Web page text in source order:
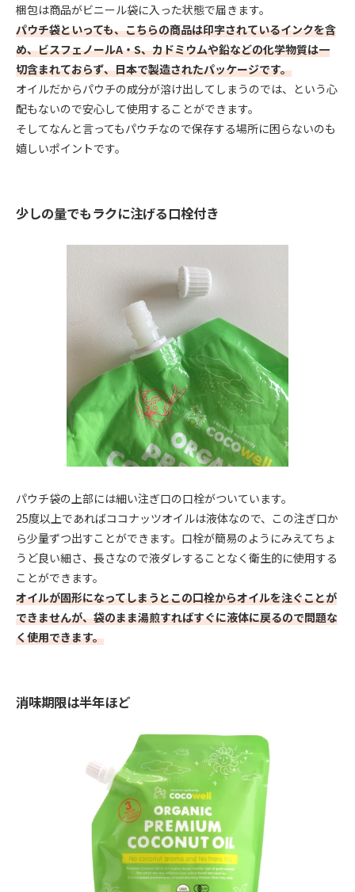
梱包は商品がビニール袋に入った状態で届きます。
パウチ袋といっても、こちらの商品は印字されているインクを含
め、ビスフェノールA・S、カドミウムや鉛などの化学物質は一
切含まれておらず、日本で製造されたパッケージです。
オイルだからパウチの成分が溶け出してしまうのでは、という心
配もないので安心して使用することができます。
そしてなんと言ってもパウチなので保存する場所に困らないのも
嬉しいポイントです。
少しの量でもラクに注げる口栓付き
パウチ袋の上部には細い注ぎ口の口栓がついています。
25度以上であればココナッツオイルは液体なので、この注ぎ口か
ら少量ずつ出すことができます。口栓が簡易のようにみえてちょ
うど良い細さ、長さなので液ダレすることなく衛生的に使用する
ことができます。
オイルが固形になってしまうとこの口栓からオイルを注ぐことが
できませんが、袋のまま湯煎すればすぐに液体に戻るので問題な
く使用できます。
消味期限は半年ほど